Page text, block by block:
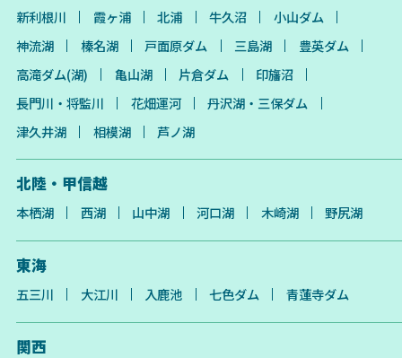
新利根川 霞ヶ浦 北浦 牛久沼
小山ダム
神流湖
榛名湖 戸面原ダム 三島湖
豊英ダム
高滝ダム(湖)
亀山湖 片倉ダム
印旛沼
長門川・将監川
花畑運河
丹沢湖・三保ダム
津久井湖
相模湖 芦ノ湖
北陸・甲信越
本栖湖 西湖 山中湖 河口湖 木崎湖 野尻湖
東海
五三川 大江川 入鹿池 七色ダム 青蓮寺ダム
関西